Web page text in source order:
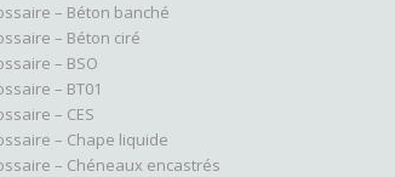
– Béton banché
– Béton ciré
– BSO
– BT01
– CES
– Chape liquide
– Chéneaux encastrés